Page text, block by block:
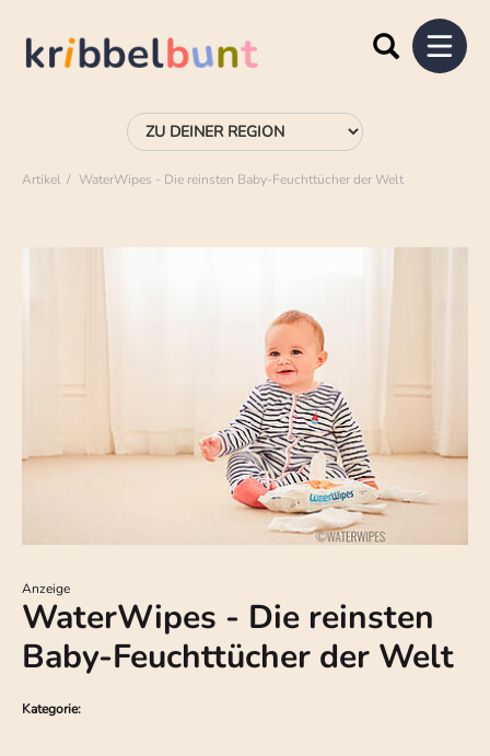
Artikel WaterWipes - Die reinsten Baby-Feuchttücher der Welt
Anzeige
WaterWipes - Die reinsten
Baby-Feuchttücher der Welt
Kategorie: